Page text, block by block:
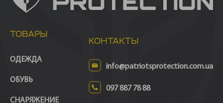
ТОВАРЫ
ОДЕЖДА
ОБУВЬ
СНАРЯЖЕНИЕ
КОНТАКТЫ
info@patriotsprotection.com.ua
097 887 78 88